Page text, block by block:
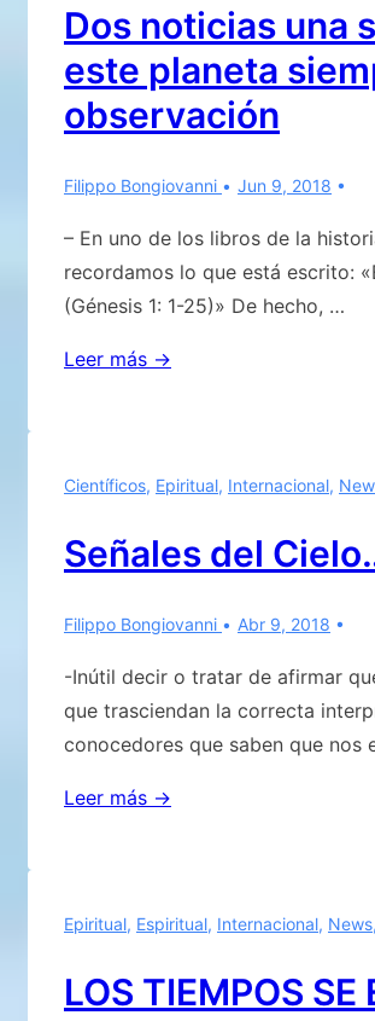
Dos noticias una
este planeta
observación
Filippo Bongiovanni Jun 9, 2018
– En uno de los libros de la
recordamos lo que está escrito:
(Génesis 1: 1-25)» De hecho, …
Dos
respuesta:
hombre
este
planeta
bajo
observación
Leer más →
Científicos, Epiritual, Internacional,
Señales del
Filippo Bongiovanni Abr 9, 2018
-Inútil decir o tratar de afirmar
que trasciendan la correcta
conocedores que saben que
Señales
signos
el
Leer más →
Epiritual, Espiritual, Internacional, News,
LOS TIEMPOS SE